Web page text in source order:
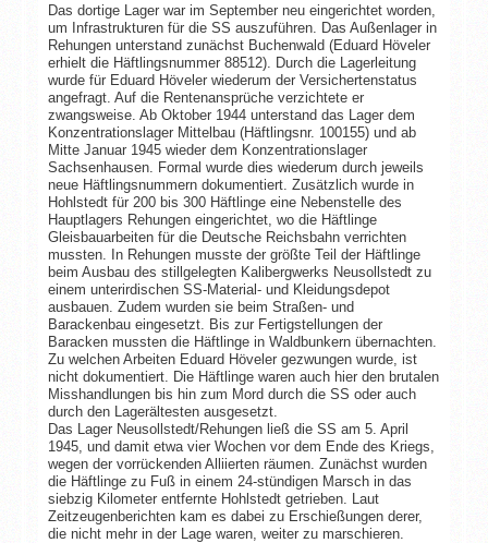
Das dortige Lager war im September neu eingerichtet worden,
um Infrastrukturen für die SS auszuführen. Das Außenlager in
Rehungen unterstand zunächst Buchenwald (Eduard Höveler
erhielt die Häftlingsnummer 88512). Durch die Lagerleitung
wurde für Eduard Höveler wiederum der Versichertenstatus
angefragt. Auf die Rentenansprüche verzichtete er
zwangsweise. Ab Oktober 1944 unterstand das Lager dem
Konzentrationslager Mittelbau (Häftlingsnr. 100155) und ab
Mitte Januar 1945 wieder dem Konzentrationslager
Sachsenhausen. Formal wurde dies wiederum durch jeweils
neue Häftlingsnummern dokumentiert. Zusätzlich wurde in
Hohlstedt für 200 bis 300 Häftlinge eine Nebenstelle des
Hauptlagers Rehungen eingerichtet, wo die Häftlinge
Gleisbauarbeiten für die Deutsche Reichsbahn verrichten
mussten. In Rehungen musste der größte Teil der Häftlinge
beim Ausbau des stillgelegten Kalibergwerks Neusollstedt zu
einem unterirdischen SS-Material- und Kleidungsdepot
ausbauen. Zudem wurden sie beim Straßen- und
Barackenbau eingesetzt. Bis zur Fertigstellungen der
Baracken mussten die Häftlinge in Waldbunkern übernachten.
Zu welchen Arbeiten Eduard Höveler gezwungen wurde, ist
nicht dokumentiert. Die Häftlinge waren auch hier den brutalen
Misshandlungen bis hin zum Mord durch die SS oder auch
durch den Lagerältesten ausgesetzt.
Das Lager Neusollstedt/Rehungen ließ die SS am 5. April
1945, und damit etwa vier Wochen vor dem Ende des Kriegs,
wegen der vorrückenden Alliierten räumen. Zunächst wurden
die Häftlinge zu Fuß in einem 24-stündigen Marsch in das
siebzig Kilometer entfernte Hohlstedt getrieben. Laut
Zeitzeugenberichten kam es dabei zu Erschießungen derer,
die nicht mehr in der Lage waren, weiter zu marschieren.